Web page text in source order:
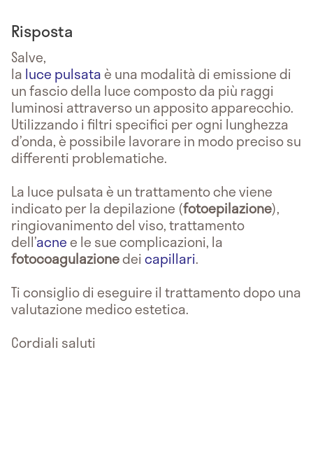
Risposta
Salve,
la luce pulsataè una modalità di emissione di
un fascio della luce composto da più raggi
luminosi attraverso un apposito apparecchio.
Utilizzando i filtri specifici per ogni lunghezza
d’onda, è possibile lavorare in modo preciso su
differenti problematiche.
La luce pulsata è un trattamento che viene
indicato per la depilazione (fotoepilazione),
ringiovanimento del viso, trattamento
dell’acnee le sue complicazioni, la
fotocoagulazionedeicapillari.
Ti consiglio di eseguire il trattamento dopo una
valutazione medico estetica.
Cordiali saluti